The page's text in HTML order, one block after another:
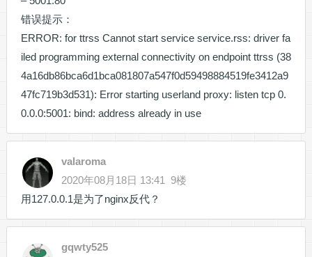
错误提示：
ERROR: for ttrss Cannot start service service.rss: driver fa
iled programming external connectivity on endpoint ttrss (38
4a16db86bca6d1bca081807a547f0d59498884519fe3412a9
47fc719b3d531): Error starting userland proxy: listen tcp 0.
0.0.0:5001: bind: address already in use
valaroma
2020年08月18日 13:41
9楼
用127.0.0.1是为了nginx反代？
gqwty525